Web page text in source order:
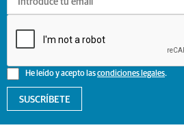
He leído y acepto lascondiciones legales.
SUSCRÍBETE